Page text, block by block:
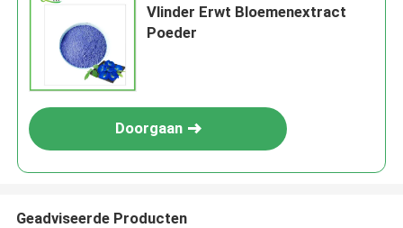
Vlinder Erwt Bloemenextract
Poeder
Doorgaan
Geadviseerde Producten